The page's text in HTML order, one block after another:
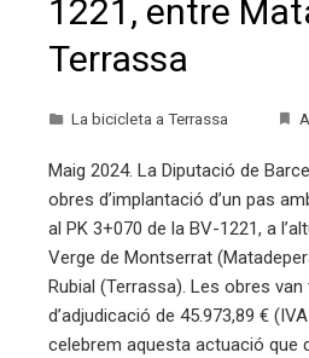
1221, entre
Terrassa
La bicicleta a Terrassa
Maig 2024. La Diputació de
obres d’implantació d’un pas
al PK 3+070 de la BV-1221, a
Verge de Montserrat
Rubial (Terrassa). Les obres
d’adjudicació de 45.973,89 €
celebrem aquesta actuació que